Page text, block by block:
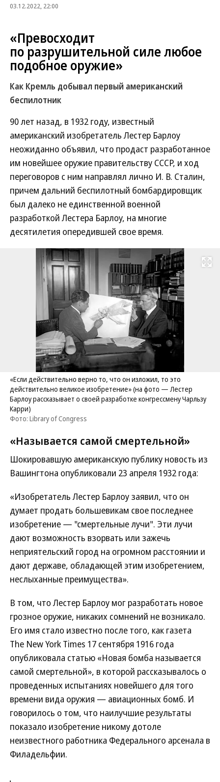
03.12.2022, 22:00
«Превосходит
по разрушительной силе любое
подобное оружие»
Как Кремль добывал первый американский
беспилотник
90 лет назад, в 1932 году, известный
американский изобретатель Лестер Барлоу
неожиданно объявил, что продаст разработанное
им новейшее оружие правительству СССР, и ход
переговоров с ним направлял лично И. В. Сталин,
причем дальний беспилотный бомбардировщик
был далеко не единственной военной
разработкой Лестера Барлоу, на многие
десятилетия опередившей свое время.
Развернуть
«Если действительно верно то, что он изложил, то это
действительно великое изобретение» (на фото — Лестер
Барлоу рассказывает о своей разработке конгрессмену Чарльзу
Карри)
Фото: Library of Congress
«Называется самой смертельной»
Шокировавшую американскую публику новость из
Вашингтона опубликовали 23 апреля 1932 года:
«Изобретатель Лестер Барлоу заявил, что он
думает продать большевикам свое последнее
изобретение — "смертельные лучи". Эти лучи
дают возможность взорвать или зажечь
неприятельский город на огромном расстоянии и
дают державе, обладающей этим изобретением,
неслыханные преимущества».
В том, что Лестер Барлоу мог разработать новое
грозное оружие, никаких сомнений не возникало.
Его имя стало известно после того, как газета
The New York Times 17 сентября 1916 года
опубликовала статью «Новая бомба называется
самой смертельной», в которой рассказывалось о
проведенных испытаниях новейшего для того
времени вида оружия — авиационных бомб. И
говорилось о том, что наилучшие результаты
показало изобретение никому дотоле
неизвестного работника Федерального арсенала в
Филадельфии.